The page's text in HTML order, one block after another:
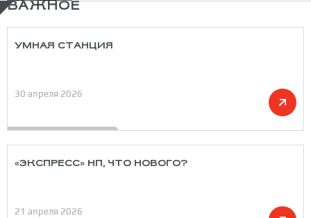
ВАЖНОЕ
УМНАЯ СТАНЦИЯ
30 апреля 2026
«ЭКСПРЕСС» НП, ЧТО НОВОГО?
21 апреля 2026